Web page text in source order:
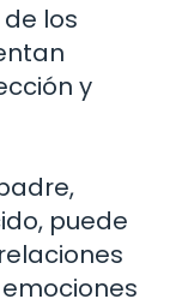
los
y
puede